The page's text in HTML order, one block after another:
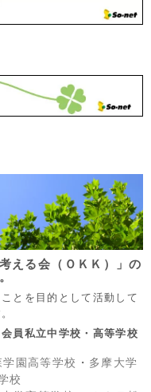
える会（ＯＫＫ）」の
とを目的として活動して
員私立中学校・高等学校
学園高等学校 ・ 多摩大学
校